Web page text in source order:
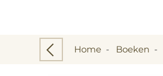
Home - Boeken -